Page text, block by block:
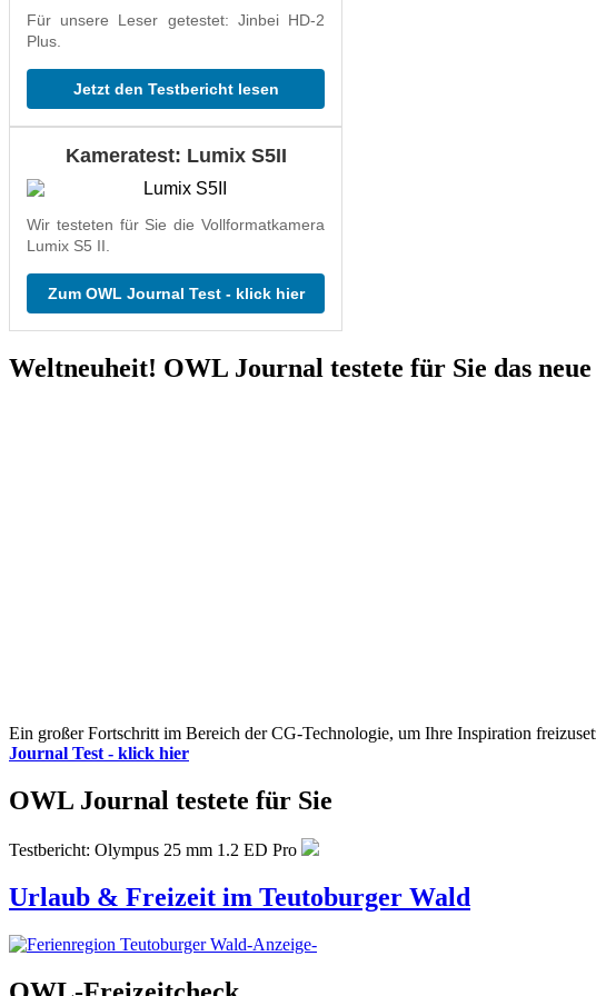
Für unsere Leser getestet: Jinbei HD-2
Plus.
Jetzt den Testbericht lesen
Kameratest: Lumix S5II
Wir testeten für Sie die Vollformatkamera
Lumix S5 II.
Zum OWL Journal Test - klick hier
Weltneuheit! OWL Journal testete für Sie das
Ein großer Fortschritt im Bereich der CG-Technologie, um Ihre Inspiration
Journal Test - klick hier
OWL Journal testete für Sie
Testbericht: Olympus 25 mm 1.2 ED Pro
Urlaub & Freizeit im Teutoburger Wald
-Anzeige-